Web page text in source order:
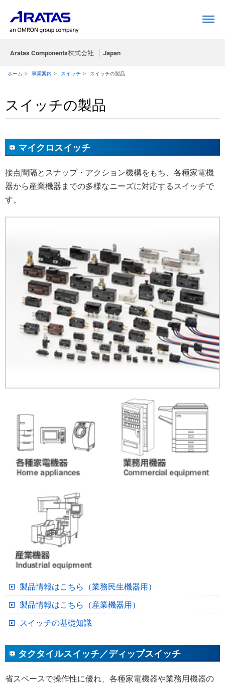
Aratas Components株式会社 Japan
ホーム > 事業案内 > スイッチ > スイッチの製品
スイッチの製品
マイクロスイッチ
接点間隔とスナップ・アクション機構をもち、各種家電機
器から産業機器までの多様なニーズに対応するスイッチで
す。
製品情報はこちら（業務民生機器用）
製品情報はこちら（産業機器用）
スイッチの基礎知識
タクタイルスイッチ／ディップスイッチ
省スペースで操作性に優れ、各種家電機器や業務用機器の